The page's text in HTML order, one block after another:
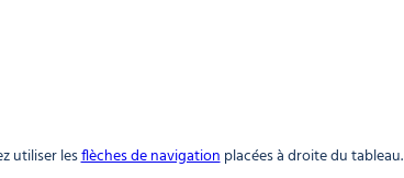
utiliser lesflèches de navigationplacées à droite du tableau.